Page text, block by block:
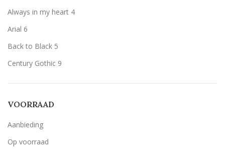
Always in my heart 4
Arial 6
Back to Black 5
Century Gothic 9
Lucida handwriting
Monotype corosiva
VOORRAAD
Aanbieding
Op voorraad